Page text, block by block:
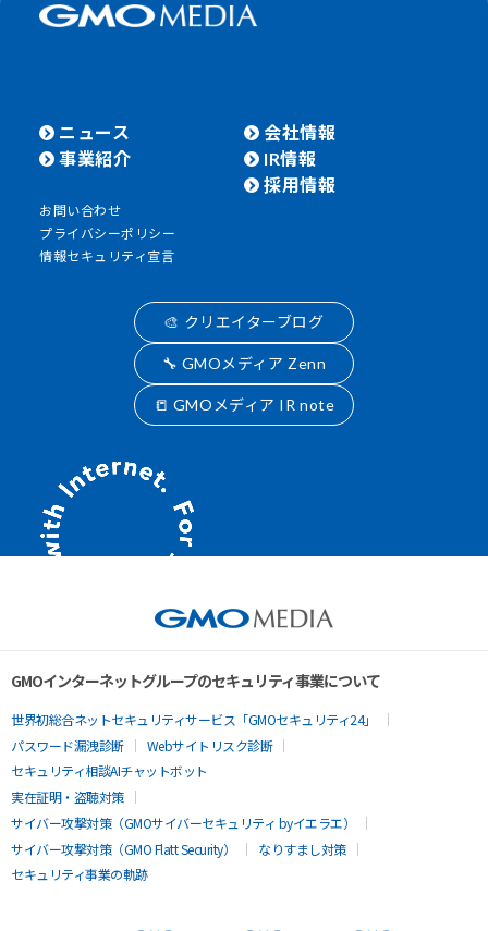
ニュース
事業紹介
会社情報
IR情報
採用情報
お問い合わせ
プライバシーポリシー
情報セキュリティ宣言
🎨 クリエイターブログ
🔧 GMOメディア Zenn
📒 GMOメディア IR note
GMOインターネットグループのセキュリティ事業について
世界初総合ネットセキュリティサービス「GMOセキュリティ24」
パスワード漏洩診断
Webサイトリスク診断
セキュリティ相談AIチャットボット
実在証明・盗聴対策
サイバー攻撃対策（GMOサイバーセキュリティ byイエラエ）
サイバー攻撃対策（GMO Flatt Security）
なりすまし対策
セキュリティ事業の軌跡